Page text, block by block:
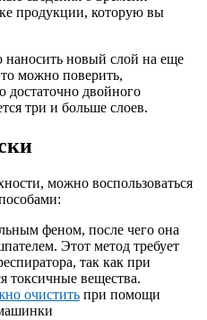
продукции, которую вы
наносить новый слой на еще
можно поверить,
двойного
три и больше слоев.
можно воспользоваться
феном, после чего она
Этот метод требует
так как при
токсичные вещества.
очистить при помощи